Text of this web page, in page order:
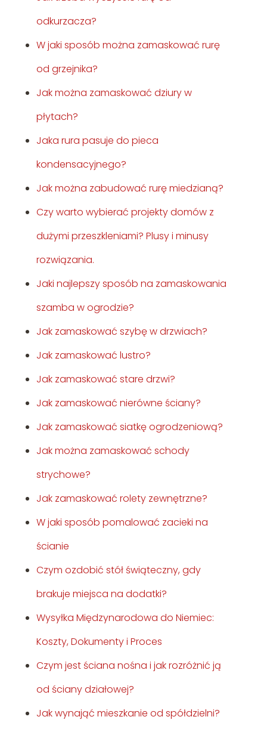
odkurzacza?
W jaki sposób można zamaskować rurę
od grzejnika?
Jak można zamaskować dziury w
płytach?
Jaka rura pasuje do pieca
kondensacyjnego?
Jak można zabudować rurę miedzianą?
Czy warto wybierać projekty domów z
dużymi przeszkleniami? Plusy i minusy
rozwiązania.
Jaki najlepszy sposób na zamaskowania
szamba w ogrodzie?
Jak zamaskować szybę w drzwiach?
Jak zamaskować lustro?
Jak zamaskować stare drzwi?
Jak zamaskować nierówne ściany?
Jak zamaskować siatkę ogrodzeniową?
Jak można zamaskować schody
strychowe?
Jak zamaskować rolety zewnętrzne?
W jaki sposób pomalować zacieki na
ścianie
Czym ozdobić stół świąteczny, gdy
brakuje miejsca na dodatki?
Wysyłka Międzynarodowa do Niemiec:
Koszty, Dokumenty i Proces
Czym jest ściana nośna i jak rozróżnić ją
od ściany działowej?
Jak wynająć mieszkanie od spółdzielni?